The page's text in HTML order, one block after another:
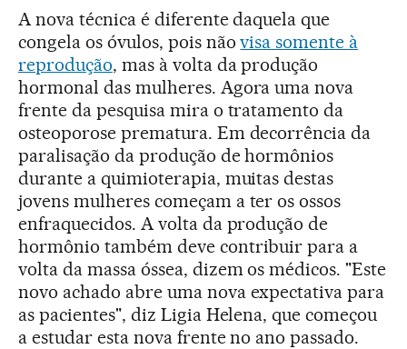
A nova técnica é diferente daquela que
congela os óvulos, pois nãovisa somente à
reprodução, mas à volta da produção
hormonal das mulheres. Agora uma nova
frente da pesquisa mira o tratamento da
osteoporose prematura. Em decorrência da
paralisação da produção de hormônios
durante a quimioterapia, muitas destas
jovens mulheres começam a ter os ossos
enfraquecidos. A volta da produção de
hormônio também deve contribuir para a
volta da massa óssea, dizem os médicos. "Este
novo achado abre uma nova expectativa para
as pacientes", diz Ligia Helena, que começou
a estudar esta nova frente no ano passado.